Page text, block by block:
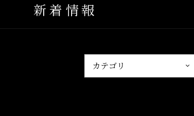
新着情報